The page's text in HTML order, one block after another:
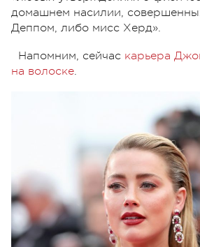
домашнем насилии,
Деппом, либо мисс Херд».
Напомним, сейчас карьера
на волоске.